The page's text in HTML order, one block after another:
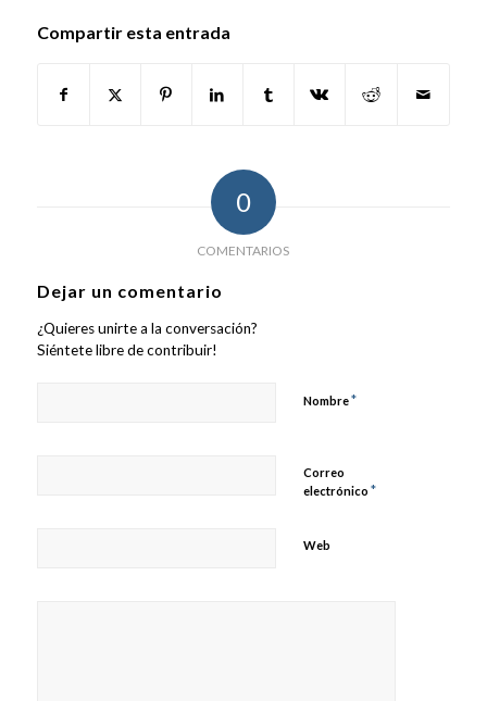
Compartir esta entrada
0
COMENTARIOS
Dejar un comentario
¿Quieres unirte a la conversación?
Siéntete libre de contribuir!
Nombre*
Correo
electrónico *
Web